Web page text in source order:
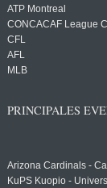
ATP Montreal
CONCACAF League
CFL
AFL
MLB
PRINCIPALES
Arizona Cardinals -
KuPS Kuopio -